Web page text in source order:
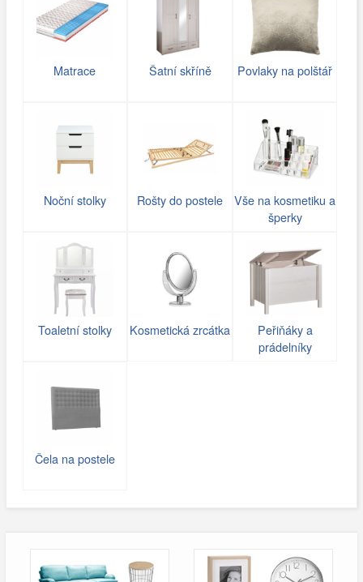
Matrace Šatní skříně Povlaky na polštář
Noční stolky Rošty do postele
Vše na kosmetiku a
šperky
Toaletní stolky Kosmetická zrcátka
Peřiňáky a
prádelníky
Čela na postele